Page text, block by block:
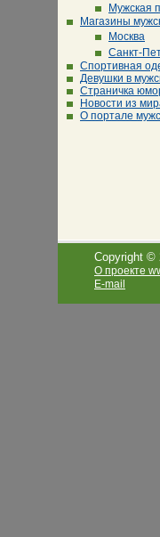
Мужская
Магазины
Москва
Санкт-
Спортивная
Девушки в
Страничка
Новости из
О портале
Copyright ©
О проекте
E-mail